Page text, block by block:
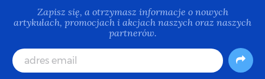
Zapisz się, a otrzymasz informacje o nowych
artykułach, promocjach i akcjach naszych oraz naszych
partnerów.